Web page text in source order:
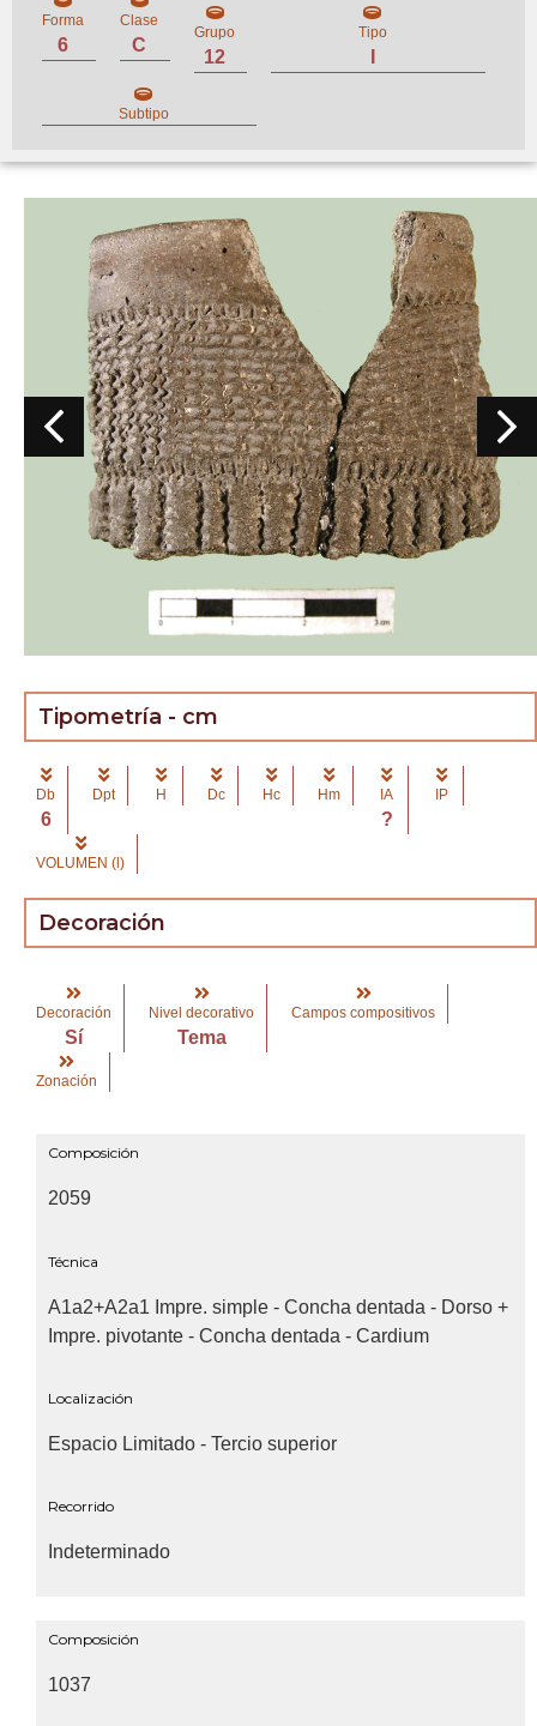
Forma
6
Clase
C
Grupo
12
Tipo
Subtipo
Tipometría - cm
Db
6
Dpt H Dc Hc Hm IA
?
IP
VOLUMEN (l)
Decoración
Decoración
Sí
Nivel decorativo
Tema
Campos compositivos
Zonación
Composición
2059
Técnica
A1a2+A2a1 Impre. simple - Concha dentada - Dorso +
Impre. pivotante - Concha dentada - Cardium
Localización
Espacio Limitado - Tercio superior
Recorrido
Indeterminado
Composición
1037